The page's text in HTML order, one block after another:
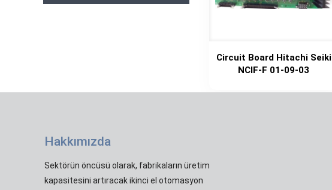
Circuit Board Hitachi Seiki
NCIF-F 01-09-03
Hakkımızda
Sektörün öncüsü olarak, fabrikaların üretim
kapasitesini artıracak ikinci el otomasyon